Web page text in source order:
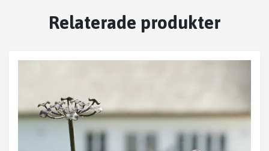
Relaterade produkter